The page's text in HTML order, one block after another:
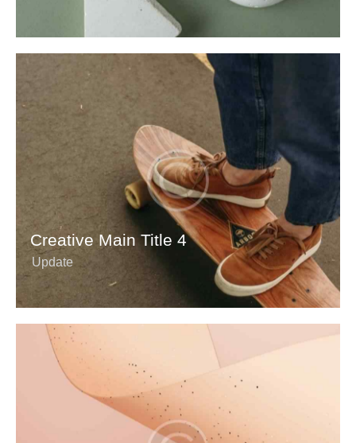
Creative Main Title 4
Update